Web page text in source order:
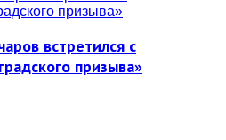
встретился с
призыва»